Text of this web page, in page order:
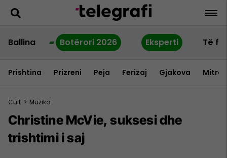
Ballina Botërori 2026 Eksperti Të
Prishtina Prizreni Peja Ferizaj Gjakova
Cult > Muzika
Christine McVie, suksesi dhe
trishtimi i saj